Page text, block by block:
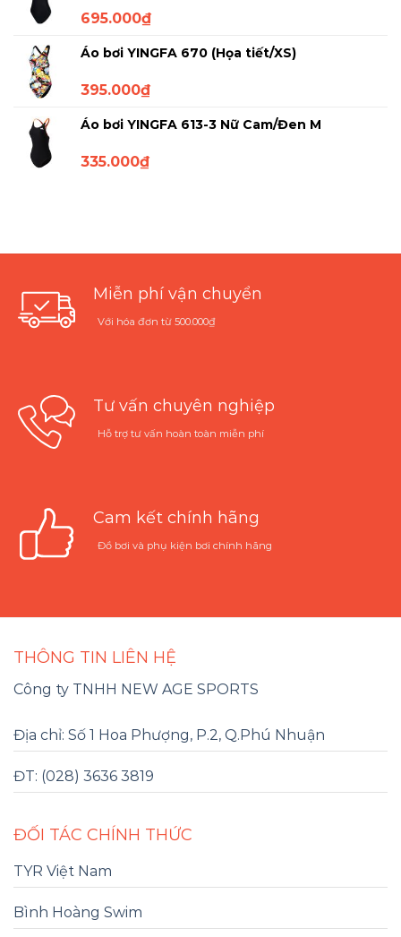
695.000₫
Áo bơi YINGFA 670 (Họa tiết/XS)
395.000₫
Áo bơi YINGFA 613-3 Nữ Cam/Đen M
335.000₫
Miễn phí vận chuyển
Với hóa đơn từ 500.000₫
Tư vấn chuyên nghiệp
Hỗ trợ tư vấn hoàn toàn miễn phí
Cam kết chính hãng
Đồ bơi và phụ kiện bơi chính hãng
THÔNG TIN LIÊN HỆ
Công ty TNHH NEW AGE SPORTS
Địa chỉ: Số 1 Hoa Phượng, P.2, Q.Phú Nhuận
ĐT: (028) 3636 3819
ĐỐI TÁC CHÍNH THỨC
TYR Việt Nam
Bình Hoàng Swim